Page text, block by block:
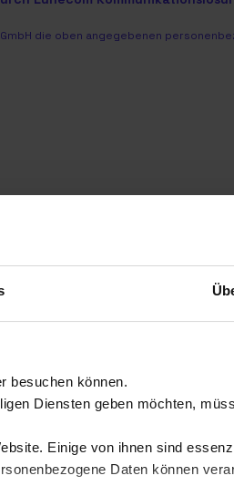
besuchen können.
Diensten geben möchten,
Einige von ihnen sind
Daten können
die oben angegebenen
in deiner